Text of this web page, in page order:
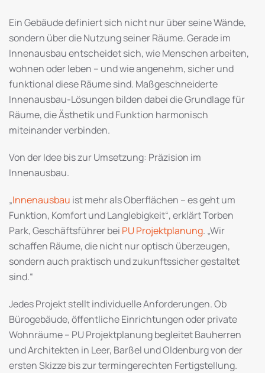
Ein Gebäude definiert sich nicht nur über seine Wände,
sondern über die Nutzung seiner Räume. Gerade im
Innenausbau entscheidet sich, wie Menschen arbeiten,
wohnen oder leben – und wie angenehm, sicher und
funktional diese Räume sind. Maßgeschneiderte
Innenausbau-Lösungen bilden dabei die Grundlage für
Räume, die Ästhetik und Funktion harmonisch
miteinander verbinden.
Von der Idee bis zur Umsetzung: Präzision im
Innenausbau.
„Innenausbau ist mehr als Oberflächen – es geht um
Funktion, Komfort und Langlebigkeit“, erklärt Torben
Park, Geschäftsführer bei PU Projektplanung. „Wir
schaffen Räume, die nicht nur optisch überzeugen,
sondern auch praktisch und zukunftssicher gestaltet
sind.“
Jedes Projekt stellt individuelle Anforderungen. Ob
Bürogebäude, öffentliche Einrichtungen oder private
Wohnräume – PU Projektplanung begleitet Bauherren
und Architekten in Leer, Barßel und Oldenburg von der
ersten Skizze bis zur termingerechten Fertigstellung.